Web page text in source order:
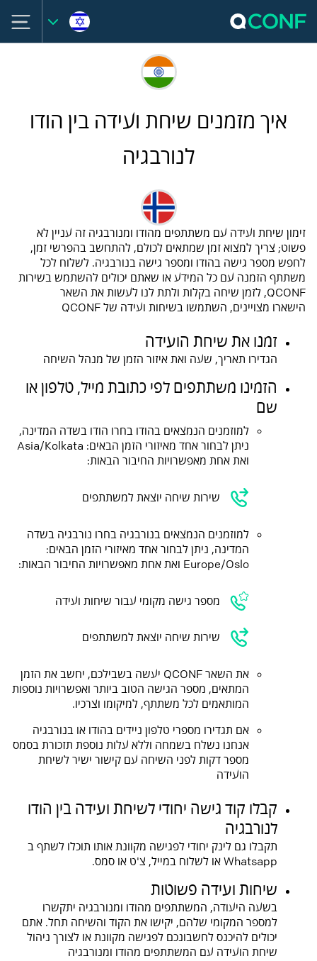
איך מזמנים שיחת ועידה בין הודו
לנורבגיה
זימון שיחת ועידה עם משתתפים מהודו ומנורבגיה זה עניין לא
פשוט; צריך למצוא זמן שמתאים לכולם, להתחשב בהפרשי זמן,
לחפש מספר גישה בהודו ומספר גישה בנורבגיה. לשלוח לכל
משתתף הזמנה עם כל המידע או שאתם יכולים להשתמש בשירות
QCONF, לזמן שיחה בקלות ולתת לנו לעשות את השאר
הישארו מצויינים, השתמשו בשיחות ועידה של QCONF
זמנו את שיחת הועידה
הגדירו תאריך, שעה ואת איזור הזמן של מנהל השיחה
הזמינו משתתפים לפי כתובת מייל, טלפון או
שם
למוזמנים הנמצאים בהודו בחרו הודו בשדה המדינה,
ניתן לבחור אחד מאיזורי הזמן הבאים: Asia/Kolkata
ואת אחת מאפשרויות החיבור הבאות:
שירות שיחה יוצאת למשתתפים
למוזמנים הנמצאים בנורבגיה בחרו נורבגיה בשדה
המדינה, ניתן לבחור אחד מאיזורי הזמן הבאים:
Europe/Oslo ואת אחת מאפשרויות החיבור הבאות:
מספר גישה מקומי עבור שיחות ועידה
שירות שיחה יוצאת למשתתפים
את השאר QCONF יעשה בשבילכם, יחשב את הזמן
המתאים, מספר הגישה הטוב ביותר ואפשרויות נוספות
המותאמים לכל משתתף, למיקומו וצרכיו.
אם תגדירו מספרי טלפון ניידים בהודו או בנורבגיה
אנחנו נשלח בשמחה וללא עלות נוספת תזכורת בסמס
מספר דקות לפני השיחה עם קישור ישיר לשיחת
הועידה
קבלו קוד גישה יחודי לשיחת ועידה בין הודו
לנורבגיה
תקבלו גם לינק יחודי לפגישה מקוונת אותו תוכלו לשתף ב
Whatsapp או לשלוח במייל, צ'ט או סמס.
שיחות ועידה פשוטות
בשעה היעודה, המשתתפים מהודו ומנורבגיה יתקשרו
למספר המקומי שלהם, יקישו את הקוד והשיחה תחל. אתם
יכולים להיכנס לחשבונכם לפגישה מקוונת או לצורך ניהול
שיחת הועידה עם המשתתפים מהודו ומנורבגיה